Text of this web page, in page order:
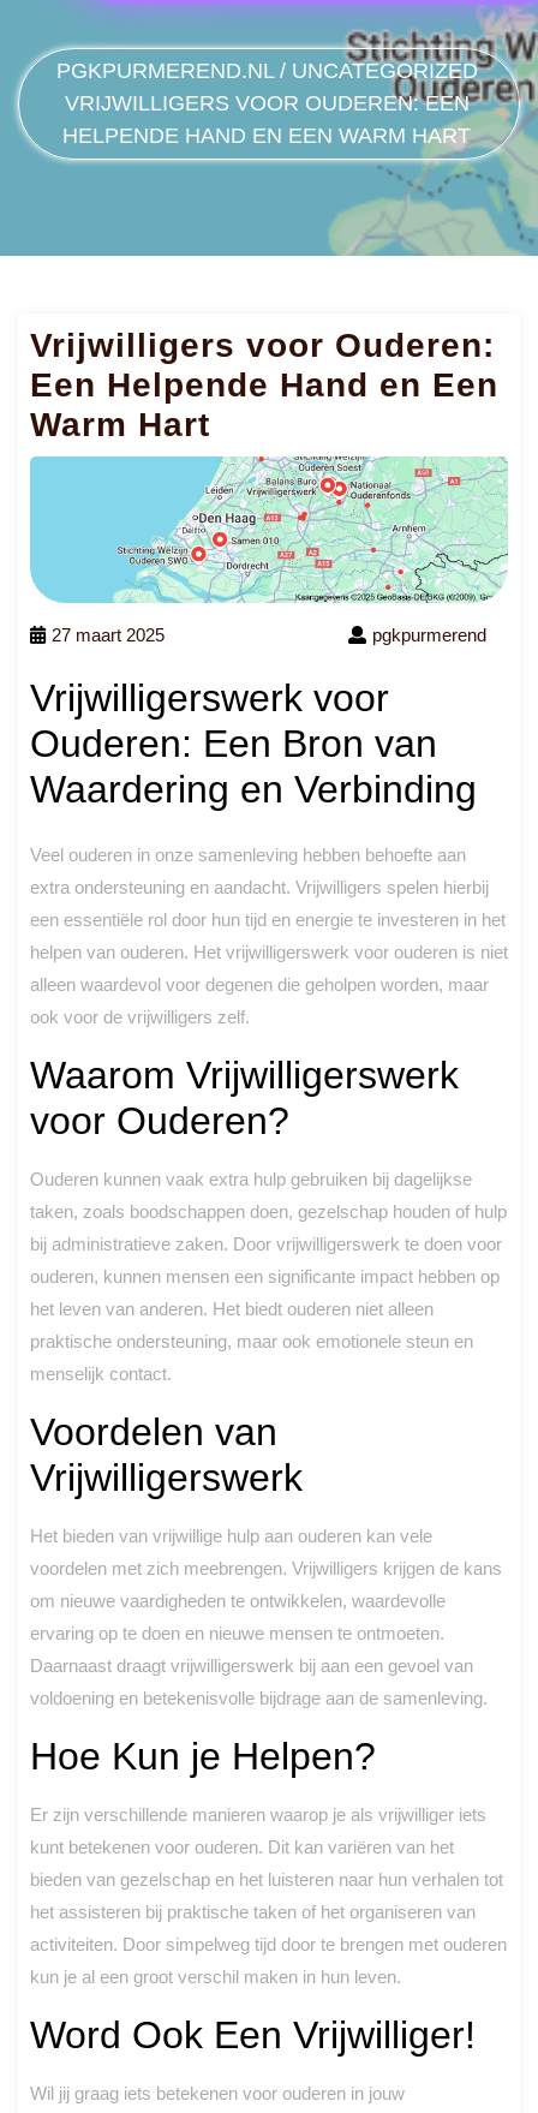
PGKPURMEREND.NL / UNCATEGORIZED
VRIJWILLIGERS VOOR OUDEREN: EEN
HELPENDE HAND EN EEN WARM HART
Vrijwilligers voor Ouderen:
Een Helpende Hand en Een
Warm Hart
27 maart 2025 pgkpurmerend
Vrijwilligerswerk voor
Ouderen: Een Bron van
Waardering en Verbinding
Veel ouderen in onze samenleving hebben behoefte aan
extra ondersteuning en aandacht. Vrijwilligers spelen hierbij
een essentiële rol door hun tijd en energie te investeren in het
helpen van ouderen. Het vrijwilligerswerk voor ouderen is niet
alleen waardevol voor degenen die geholpen worden, maar
ook voor de vrijwilligers zelf.
Waarom Vrijwilligerswerk
voor Ouderen?
Ouderen kunnen vaak extra hulp gebruiken bij dagelijkse
taken, zoals boodschappen doen, gezelschap houden of hulp
bij administratieve zaken. Door vrijwilligerswerk te doen voor
ouderen, kunnen mensen een significante impact hebben op
het leven van anderen. Het biedt ouderen niet alleen
praktische ondersteuning, maar ook emotionele steun en
menselijk contact.
Voordelen van
Vrijwilligerswerk
Het bieden van vrijwillige hulp aan ouderen kan vele
voordelen met zich meebrengen. Vrijwilligers krijgen de kans
om nieuwe vaardigheden te ontwikkelen, waardevolle
ervaring op te doen en nieuwe mensen te ontmoeten.
Daarnaast draagt vrijwilligerswerk bij aan een gevoel van
voldoening en betekenisvolle bijdrage aan de samenleving.
Hoe Kun je Helpen?
Er zijn verschillende manieren waarop je als vrijwilliger iets
kunt betekenen voor ouderen. Dit kan variëren van het
bieden van gezelschap en het luisteren naar hun verhalen tot
het assisteren bij praktische taken of het organiseren van
activiteiten. Door simpelweg tijd door te brengen met ouderen
kun je al een groot verschil maken in hun leven.
Word Ook Een Vrijwilliger!
Wil jij graag iets betekenen voor ouderen in jouw